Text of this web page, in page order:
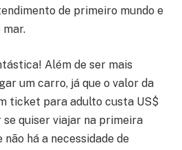
de primeiro mundo e
mar.
Além de ser mais
um carro, já que o valor da
ticket para adulto custa US$
se quiser viajar na primeira
há a necessidade de